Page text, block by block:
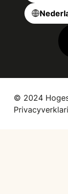
© 2024